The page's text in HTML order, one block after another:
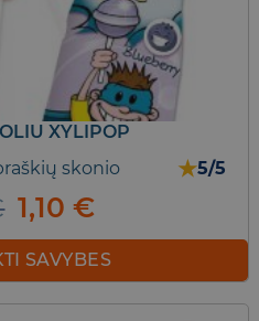
XYLIPOP
skonio
★5/5
Original
price
was:
1,25 €.
1,10€Current
price
is:
1,10 €.
SAVYBES